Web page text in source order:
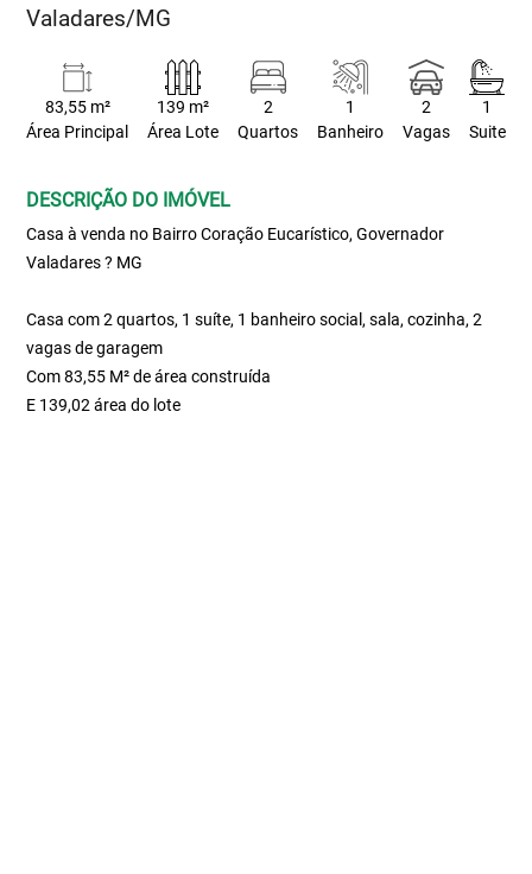
Valadares/MG
83,55 m²
Área Principal
139 m²
Área Lote
2
Quartos
1
Banheiro
2
Vagas
1
Suite
DESCRIÇÃO DO IMÓVEL
Casa à venda no Bairro Coração Eucarístico, Governador
Valadares ? MG
Casa com 2 quartos, 1 suíte, 1 banheiro social, sala, cozinha, 2
vagas de garagem
Com 83,55 M² de área construída
E 139,02 área do lote